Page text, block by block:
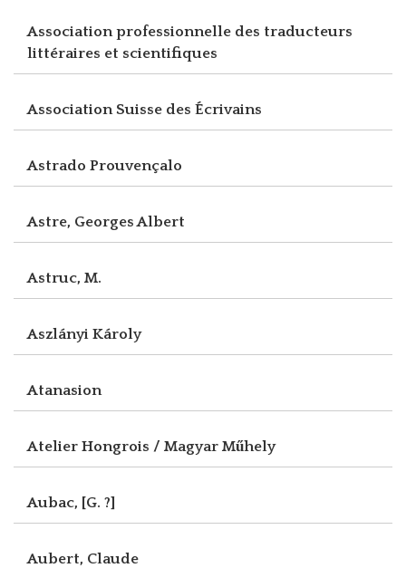
Association professionnelle des traducteurs
littéraires et scientifiques
Association Suisse des Écrivains
Astrado Prouvençalo
Astre, Georges Albert
Astruc, M.
Aszlányi Károly
Atanasion
Atelier Hongrois / Magyar Műhely
Aubac, [G. ?]
Aubert, Claude